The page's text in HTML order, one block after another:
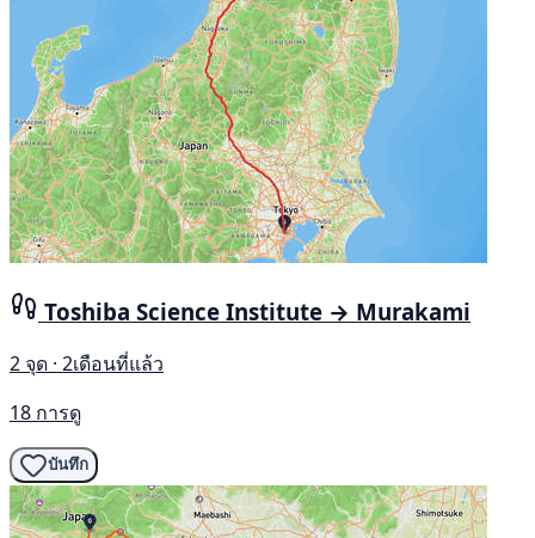
Toshiba Science Institute → Murakami
2 จุด · 2เดือนที่แล้ว
18 การดู
บันทึก